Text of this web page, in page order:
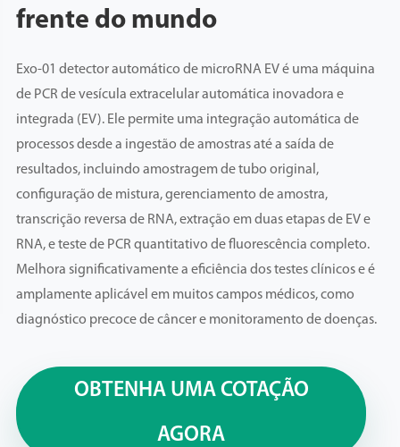
frente do mundo
Exo-01 detector automático de microRNA EV é uma máquina
de PCR de vesícula extracelular automática inovadora e
integrada (EV). Ele permite uma integração automática de
processos desde a ingestão de amostras até a saída de
resultados, incluindo amostragem de tubo original,
configuração de mistura, gerenciamento de amostra,
transcrição reversa de RNA, extração em duas etapas de EV e
RNA, e teste de PCR quantitativo de fluorescência completo.
Melhora significativamente a eficiência dos testes clínicos e é
amplamente aplicável em muitos campos médicos, como
diagnóstico precoce de câncer e monitoramento de doenças.
OBTENHA UMA COTAÇÃO
AGORA